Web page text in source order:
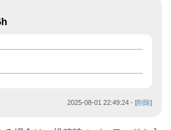
2025-08-01 22:49:24 - [削除]